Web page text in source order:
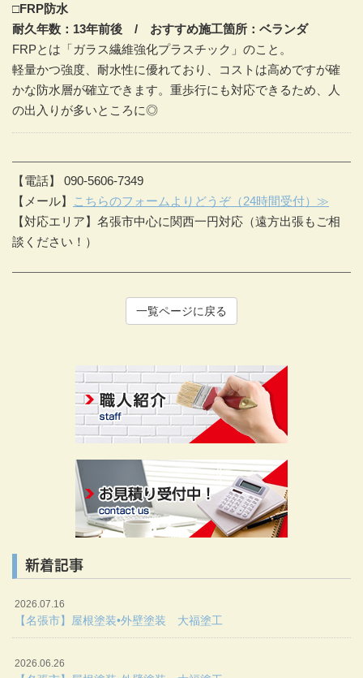
□FRP防水
耐久年数：13年前後 / おすすめ施工箇所：ベランダ
FRPとは「ガラス繊維強化プラスチック」のこと。
軽量かつ強度、耐水性に優れており、コストは高めですが確
かな防水層が確立できます。重歩行にも対応できるため、人
の出入りが多いところに◎
【電話】 090-5606-7349
【メール】
こちらのフォームよりどうぞ（24時間受付）≫
【対応エリア】名張市中心に関西一円対応（遠方出張もご相
談ください！）
一覧ページに戻る
新着記事
2026.07.16
【名張市】屋根塗装•外壁塗装 大福塗工
2026.06.26